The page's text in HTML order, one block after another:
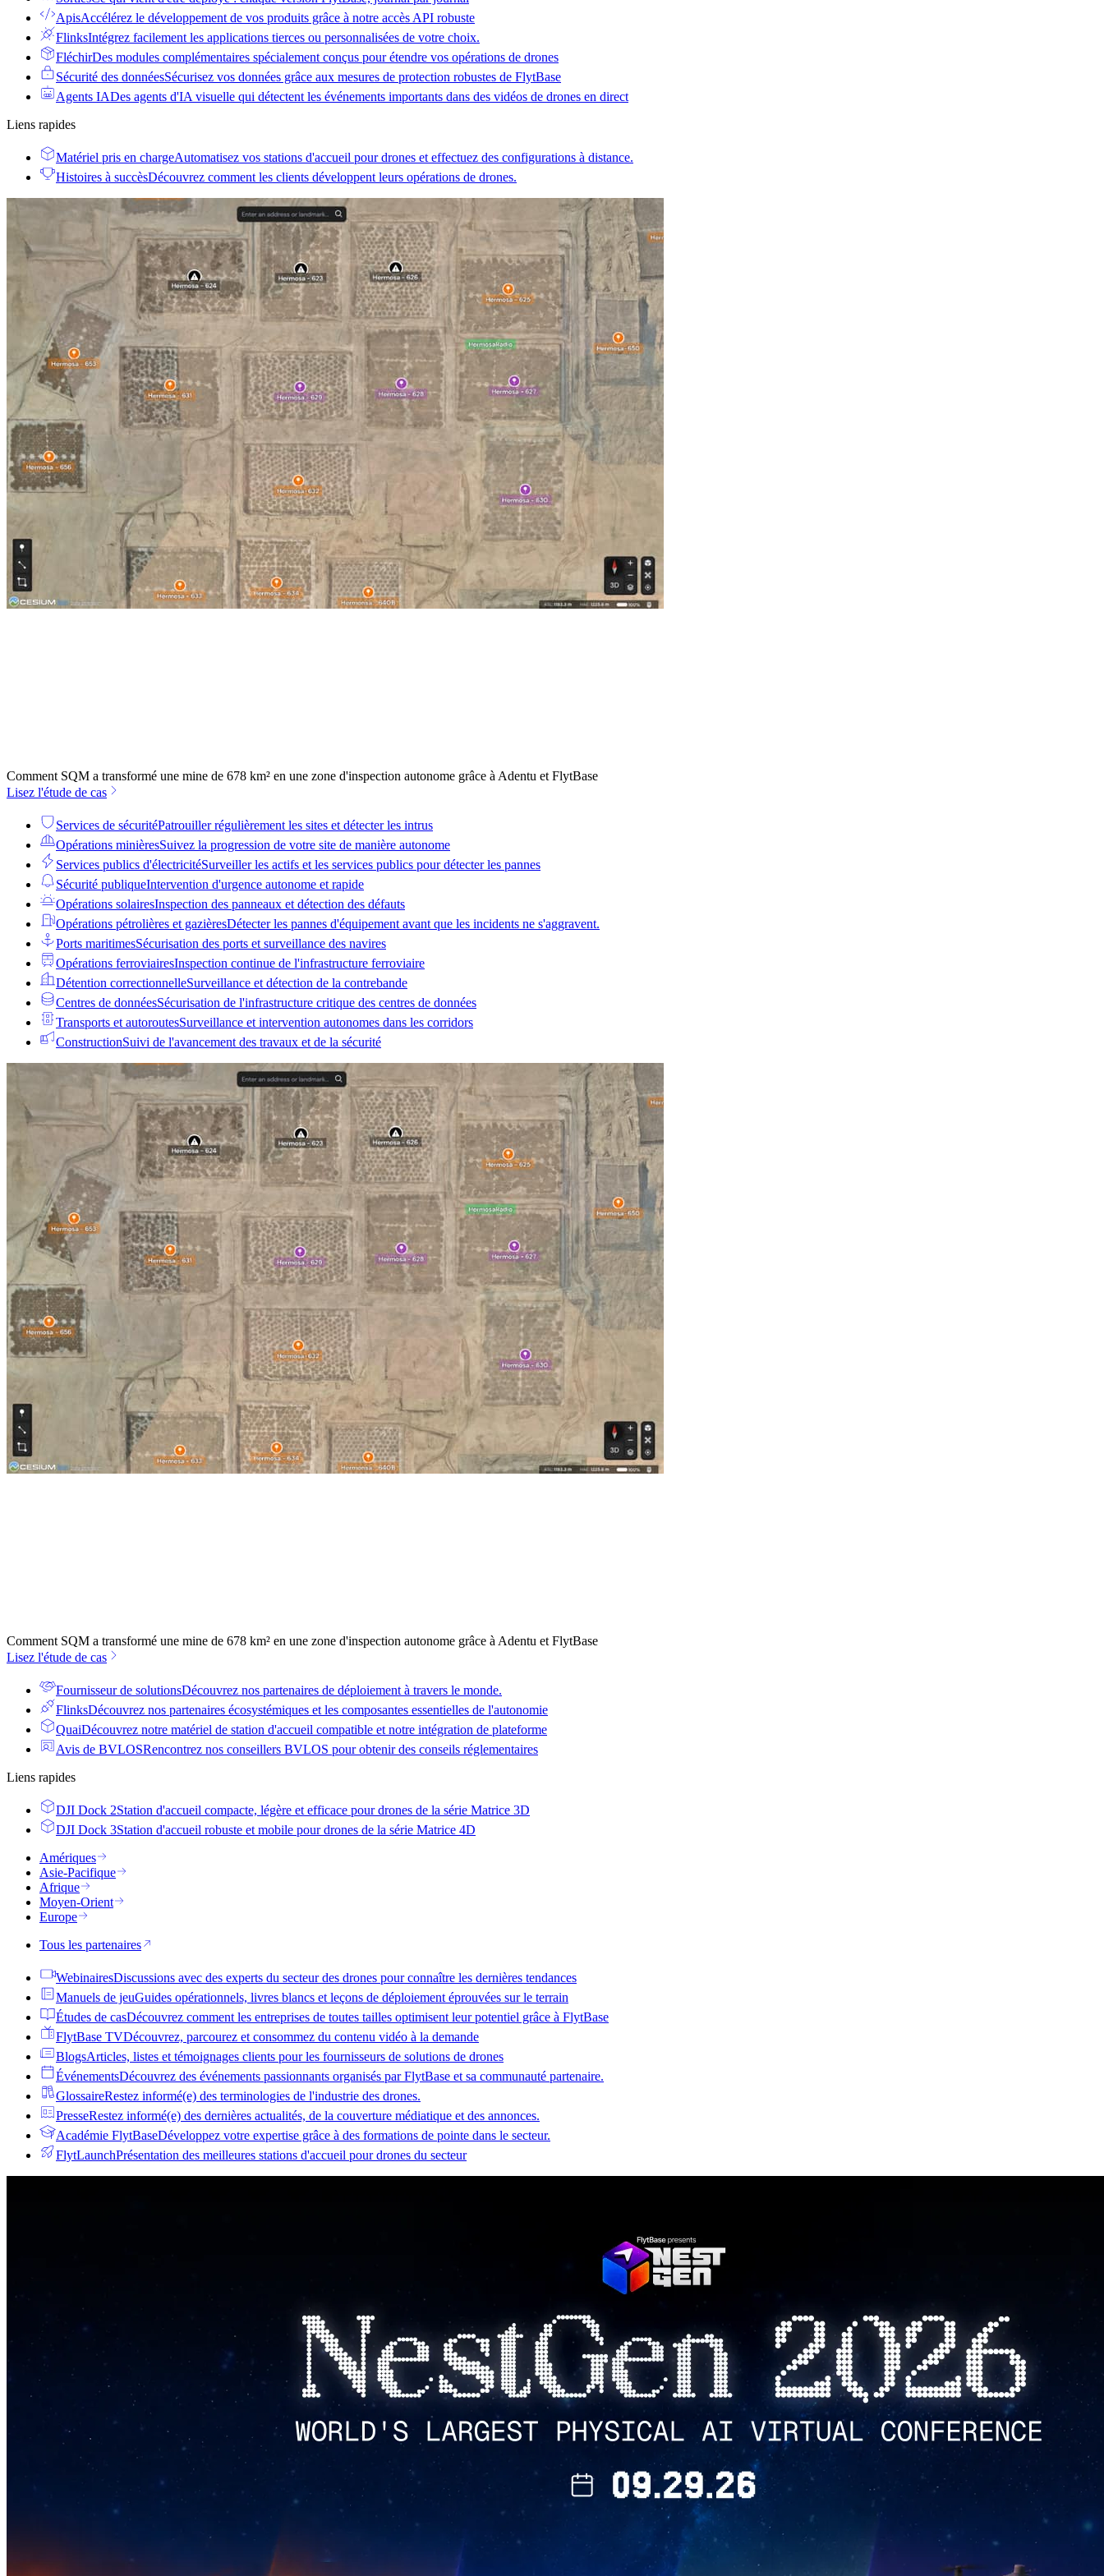
ApisAccélérez le développement de vos produits grâce à notre accès API robuste
FlinksIntégrez facilement les applications tierces ou personnalisées de votre choix.
FléchirDes modules complémentaires spécialement conçus pour étendre vos opérations de drones
Sécurité des donnéesSécurisez vos données grâce aux mesures de protection robustes de FlytBase
Agents IADes agents d'IA visuelle qui détectent les événements importants dans des vidéos de drones en direct
Liens rapides
Matériel pris en chargeAutomatisez vos stations d'accueil pour drones et effectuez des configurations à distance.
Histoires à succèsDécouvrez comment les clients développent leurs opérations de drones.
Comment SQM a transformé une mine de 678 km² en une zone d'inspection autonome grâce à Adentu et FlytBase
Lisez l'étude de cas
Services de sécuritéPatrouiller régulièrement les sites et détecter les intrus
Opérations minièresSuivez la progression de votre site de manière autonome
Services publics d'électricitéSurveiller les actifs et les services publics pour détecter les pannes
Sécurité publiqueIntervention d'urgence autonome et rapide
Opérations solairesInspection des panneaux et détection des défauts
Opérations pétrolières et gazièresDétecter les pannes d'équipement avant que les incidents ne s'aggravent.
Ports maritimesSécurisation des ports et surveillance des navires
Opérations ferroviairesInspection continue de l'infrastructure ferroviaire
Détention correctionnelleSurveillance et détection de la contrebande
Centres de donnéesSécurisation de l'infrastructure critique des centres de données
Transports et autoroutesSurveillance et intervention autonomes dans les corridors
ConstructionSuivi de l'avancement des travaux et de la sécurité
Comment SQM a transformé une mine de 678 km² en une zone d'inspection autonome grâce à Adentu et FlytBase
Lisez l'étude de cas
Fournisseur de solutionsDécouvrez nos partenaires de déploiement à travers le monde.
FlinksDécouvrez nos partenaires écosystémiques et les composantes essentielles de l'autonomie
QuaiDécouvrez notre matériel de station d'accueil compatible et notre intégration de plateforme
Avis de BVLOSRencontrez nos conseillers BVLOS pour obtenir des conseils réglementaires
Liens rapides
DJI Dock 2Station d'accueil compacte, légère et efficace pour drones de la série Matrice 3D
DJI Dock 3Station d'accueil robuste et mobile pour drones de la série Matrice 4D
Amériques
Asie-Pacifique
Afrique
Moyen-Orient
Europe
Tous les partenaires
WebinairesDiscussions avec des experts du secteur des drones pour connaître les dernières tendances
Manuels de jeuGuides opérationnels, livres blancs et leçons de déploiement éprouvées sur le terrain
Études de casDécouvrez comment les entreprises de toutes tailles optimisent leur potentiel grâce à FlytBase
FlytBase TVDécouvrez, parcourez et consommez du contenu vidéo à la demande
BlogsArticles, listes et témoignages clients pour les fournisseurs de solutions de drones
ÉvénementsDécouvrez des événements passionnants organisés par FlytBase et sa communauté partenaire.
GlossaireRestez informé(e) des terminologies de l'industrie des drones.
PresseRestez informé(e) des dernières actualités, de la couverture médiatique et des annonces.
Académie FlytBaseDéveloppez votre expertise grâce à des formations de pointe dans le secteur.
FlytLaunchPrésentation des meilleures stations d'accueil pour drones du secteur